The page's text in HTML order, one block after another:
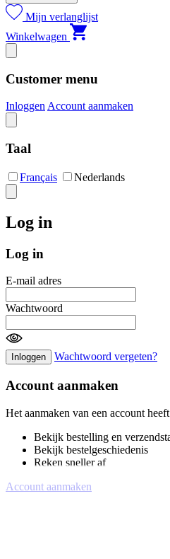
Mijn verlanglijst
Winkelwagen
Customer menu
InloggenAccount aanmaken
Taal
Français Nederlands
Log in
Log in
E-mail adres
Wachtwoord
Inloggen Wachtwoord vergeten?
Account aanmaken
Het aanmaken van een account
Bekijk bestelling en
Bekijk bestelgeschiedenis
Reken sneller af
Account aanmaken